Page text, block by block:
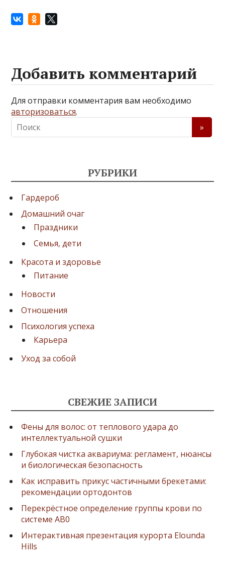
Добавить комментарий
Для отправки комментария вам необходимо
авторизоваться.
РУБРИКИ
Гардероб
Домашний очаг
Праздники
Семья, дети
Красота и здоровье
Питание
Новости
Отношения
Психология успеха
Карьера
Уход за собой
СВЕЖИЕ ЗАПИСИ
Фены для волос: от теплового удара до
интеллектуальной сушки
Глубокая чистка аквариума: регламент, нюансы
и биологическая безопасность
Как исправить прикус частичными брекетами:
рекомендации ортодонтов
Перекрёстное определение группы крови по
системе AB0
Интерактивная презентация курорта Elounda
Hills